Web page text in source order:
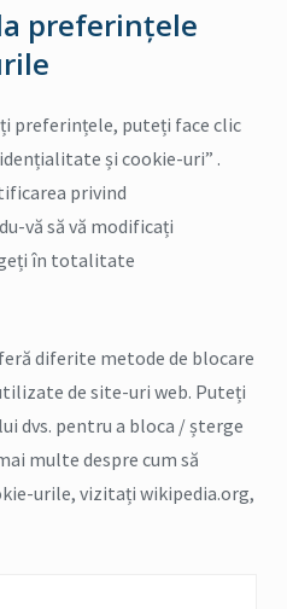
preferințele
preferințele, puteți face clic
și cookie-uri” .
privind
vă să vă modificați
în totalitate
diferite metode de blocare
de site-uri web. Puteți
dvs. pentru a bloca / șterge
multe despre cum să
urile, vizitați wikipedia.org,